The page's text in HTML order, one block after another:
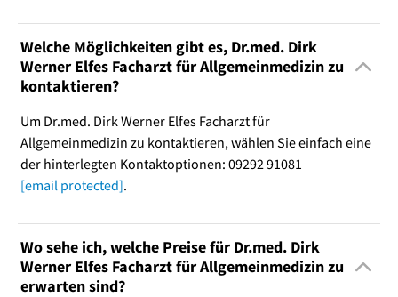
Welche Möglichkeiten gibt es, Dr.med. Dirk
Werner Elfes Facharzt für Allgemeinmedizin zu
kontaktieren?
Um Dr.med. Dirk Werner Elfes Facharzt für
Allgemeinmedizin zu kontaktieren, wählen Sie einfach eine
der hinterlegten Kontaktoptionen: 09292 91081
[email protected].
Wo sehe ich, welche Preise für Dr.med. Dirk
Werner Elfes Facharzt für Allgemeinmedizin zu
erwarten sind?